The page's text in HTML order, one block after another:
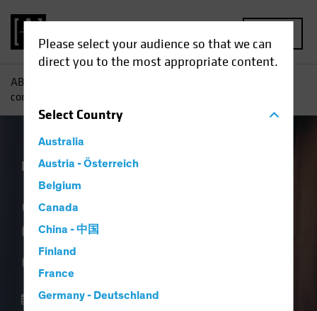
Please select your audience so that we can
direct you to the most appropriate content.
SelectCountry
Australia
Austria - Österreich
Belgium
Canada
China - 中国
Finland
France
Germany - Deutschland
AB
con los consumidores estadounidenses?
Economía Renta fija
¿Qué ocurre con los
consumidores
estadounidenses?
07 septiembre 2023